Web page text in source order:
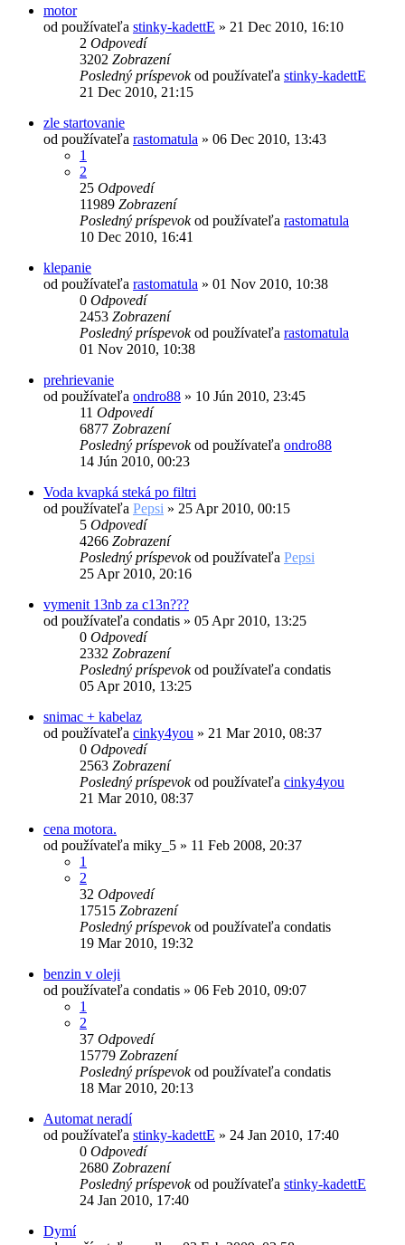
motor
od používateľa stinky-kadettE » 21 Dec 2010, 16:10
2 Odpovedí
3202 Zobrazení
Posledný príspevokod používateľa stinky-kadettE
21 Dec 2010, 21:15
zle startovanie
od používateľa rastomatula » 06 Dec 2010, 13:43
1
2
25 Odpovedí
11989 Zobrazení
Posledný príspevokod používateľa rastomatula
10 Dec 2010, 16:41
klepanie
od používateľa rastomatula » 01 Nov 2010, 10:38
0 Odpovedí
2453 Zobrazení
Posledný príspevokod používateľa rastomatula
01 Nov 2010, 10:38
prehrievanie
od používateľa ondro88 » 10 Jún 2010, 23:45
11 Odpovedí
6877 Zobrazení
Posledný príspevokod používateľa ondro88
14 Jún 2010, 00:23
Voda kvapká steká po filtri
od používateľa Pepsi » 25 Apr 2010, 00:15
5 Odpovedí
4266 Zobrazení
Posledný príspevokod používateľa Pepsi
25 Apr 2010, 20:16
vymenit 13nb za c13n???
od používateľa condatis » 05 Apr 2010, 13:25
0 Odpovedí
2332 Zobrazení
Posledný príspevokod používateľa condatis
05 Apr 2010, 13:25
snimac + kabelaz
od používateľa cinky4you » 21 Mar 2010, 08:37
0 Odpovedí
2563 Zobrazení
Posledný príspevokod používateľa cinky4you
21 Mar 2010, 08:37
cena motora.
od používateľa miky_5 » 11 Feb 2008, 20:37
1
2
32 Odpovedí
17515 Zobrazení
Posledný príspevokod používateľa condatis
19 Mar 2010, 19:32
benzin v oleji
od používateľa condatis » 06 Feb 2010, 09:07
1
2
37 Odpovedí
15779 Zobrazení
Posledný príspevokod používateľa condatis
18 Mar 2010, 20:13
Automat neradí
od používateľa stinky-kadettE » 24 Jan 2010, 17:40
0 Odpovedí
2680 Zobrazení
Posledný príspevokod používateľa stinky-kadettE
24 Jan 2010, 17:40
Dymí